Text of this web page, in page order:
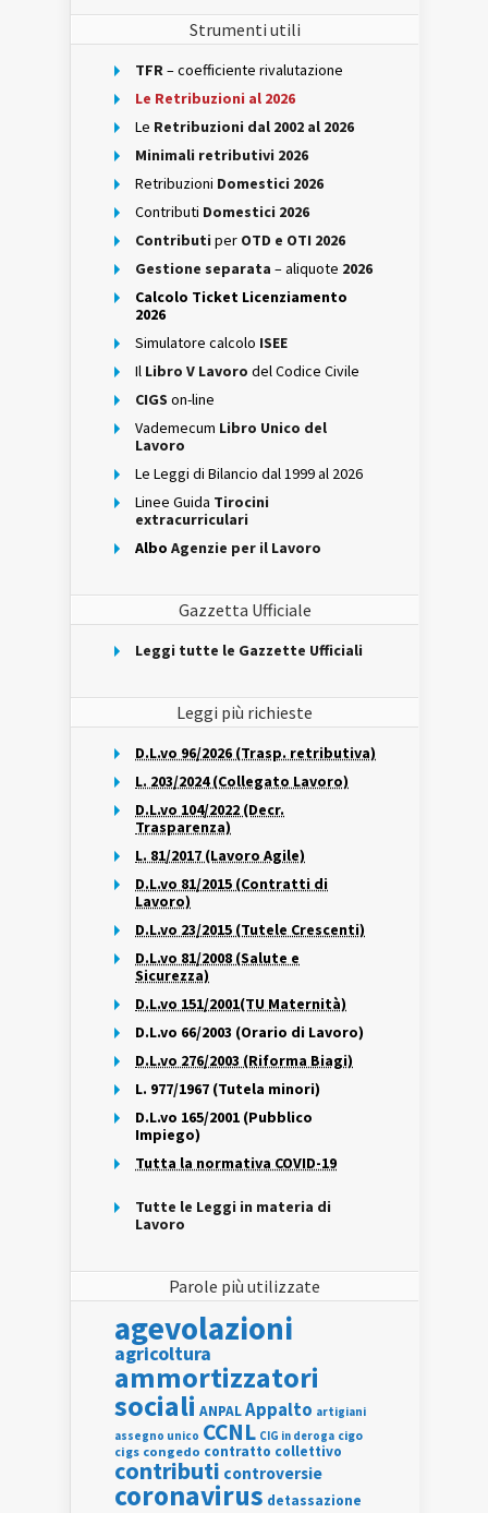
Strumenti utili
TFR– coefficiente rivalutazione
Le Retribuzioni al 2026
Le Retribuzioni dal 2002 al 2026
Minimali retributivi 2026
Retribuzioni Domestici 2026
Contributi Domestici 2026
Contributi per OTD e OTI 2026
Gestione separata – aliquote 2026
Calcolo Ticket Licenziamento
2026
Simulatore calcolo ISEE
Il Libro V Lavoro del Codice Civile
CIGS on-line
Vademecum Libro Unico del
Lavoro
Le Leggi di Bilancio dal 1999 al 2026
Linee Guida Tirocini
extracurriculari
Albo Agenzie per il Lavoro
Gazzetta Ufficiale
Leggi tutte le Gazzette Ufficiali
Leggi più richieste
D.L.vo 96/2026 (Trasp. retributiva)
L. 203/2024 (Collegato Lavoro)
D.L.vo 104/2022 (Decr.
Trasparenza)
L. 81/2017 (Lavoro Agile)
D.L.vo 81/2015 (Contratti di
Lavoro)
D.L.vo 23/2015 (Tutele Crescenti)
D.L.vo 81/2008 (Salute e
Sicurezza)
D.L.vo 151/2001(TU Maternità)
D.L.vo 66/2003 (Orario di Lavoro)
D.L.vo 276/2003 (Riforma Biagi)
L. 977/1967 (Tutela minori)
D.L.vo 165/2001 (Pubblico
Impiego)
Tutta la normativa COVID-19
Tutte le Leggi in materia di
Lavoro
Parole più utilizzate
agevolazioni
agricoltura
ammortizzatori
sociali ANPALAppalto artigiani
assegno unico CCNL CIG in deroga cigo
cigs congedo contratto collettivo
contributi controversie
coronavirus detassazione